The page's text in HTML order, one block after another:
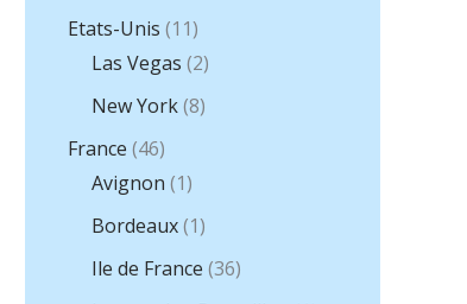
Etats-Unis (11)
Las Vegas (2)
New York(8)
France (46)
Avignon (1)
Bordeaux(1)
Ile de France (36)